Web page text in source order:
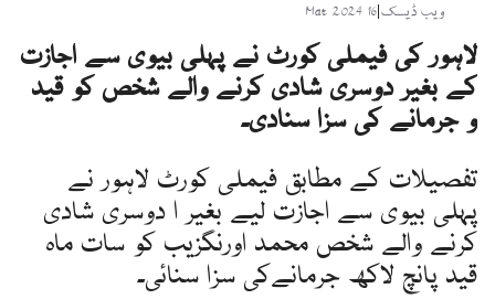
ویب ڈیسک 16 Mar 2024
لاہور کی فیملی کورٹ نے پہلی بیوی سے اجازت
کے بغیر دوسری شادی کرنے والے شخص کو قید
و جرمانے کی سزا سنادی۔
تفصیلات کے مطابق فیملی کورٹ لاہور نے
پہلی بیوی سے اجازت لیے بغیر ا دوسری شادی
کرنے والے شخص محمد اورنگزیب کو سات ماہ
قید پانچ لاکھ جرمانےکی سزا سنائی۔